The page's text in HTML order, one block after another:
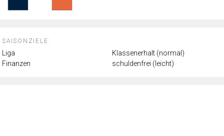
SAISONZIELE:
Liga
Klassenerhalt (normal)
Finanzen
schuldenfrei (leicht)